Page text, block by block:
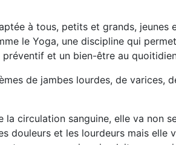
à tous, petits et grands,
le Yoga, une discipline qui
et un bien-être au
de jambes lourdes, de varices,
la circulation sanguine, elle va non
douleurs et les lourdeurs mais elle